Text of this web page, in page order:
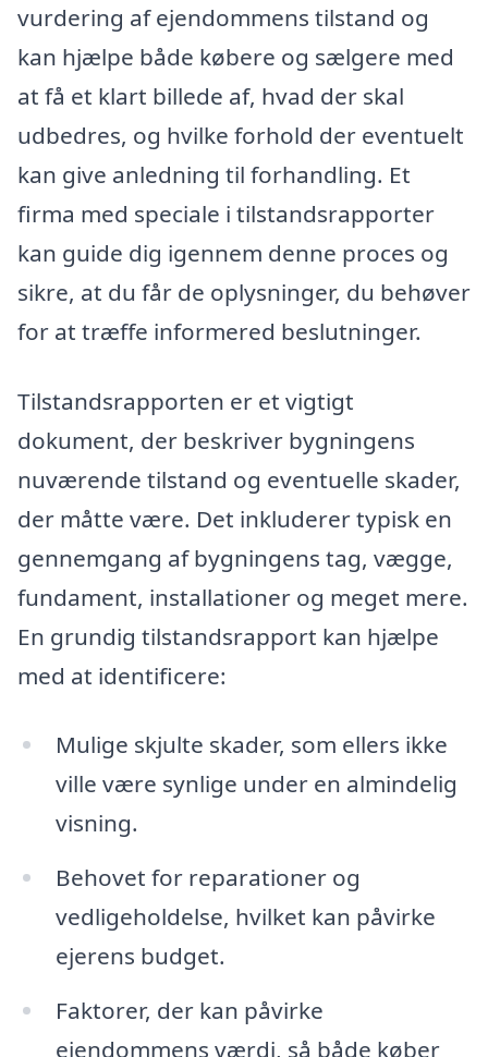
vurdering af ejendommens tilstand og
kan hjælpe både købere og sælgere med
at få et klart billede af, hvad der skal
udbedres, og hvilke forhold der eventuelt
kan give anledning til forhandling. Et
firma med speciale i tilstandsrapporter
kan guide dig igennem denne proces og
sikre, at du får de oplysninger, du behøver
for at træffe informered beslutninger.
Tilstandsrapporten er et vigtigt
dokument, der beskriver bygningens
nuværende tilstand og eventuelle skader,
der måtte være. Det inkluderer typisk en
gennemgang af bygningens tag, vægge,
fundament, installationer og meget mere.
En grundig tilstandsrapport kan hjælpe
med at identificere:
Mulige skjulte skader, som ellers ikke
ville være synlige under en almindelig
visning.
Behovet for reparationer og
vedligeholdelse, hvilket kan påvirke
ejerens budget.
Faktorer, der kan påvirke
ejendommens værdi, så både køber